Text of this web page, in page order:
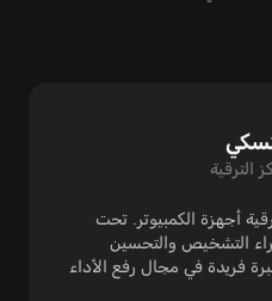
الترقية
أجهزة الكمبيوتر. تحت
التشخيص والتحسين
فريدة في مجال رفع الأداء